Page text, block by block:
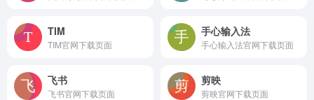
TIM
TIM官网下载页面
手心输入法
手心输入法官网下载页面
飞书
飞书官网下载页面
剪映
剪映官网下载页面